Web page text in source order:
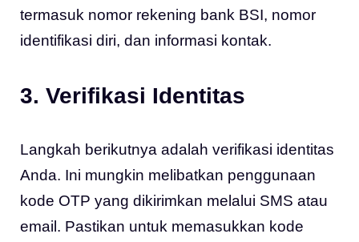
termasuk nomor rekening bank BSI, nomor
identifikasi diri, dan informasi kontak.
3. Verifikasi Identitas
Langkah berikutnya adalah verifikasi identitas
Anda. Ini mungkin melibatkan penggunaan
kode OTP yang dikirimkan melalui SMS atau
email. Pastikan untuk memasukkan kode